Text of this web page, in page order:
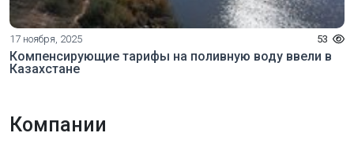
17 ноября, 2025 53
Компенсирующие тарифы на поливную воду ввели в
Казахстане
Компании